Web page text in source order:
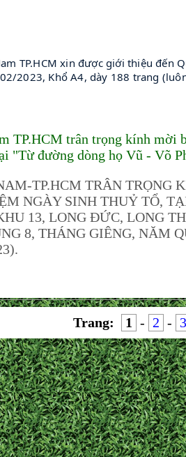
TP.HCM xin được giới thiệu đến
2023, Khổ A4, dày 188 trang
trân trọng kính mời
"Từ đường dòng họ Vũ - Võ
TP.HCM TRÂN TRỌNG
NGÀY SINH THUỶ TỔ,
13, LONG ĐỨC, LONG
8, THÁNG GIÊNG, NĂM
Trang: 1 - 2 - 3